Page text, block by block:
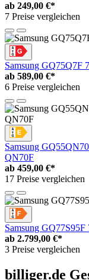
ab 249,00 €*
7 Preise vergleichen
Samsung
ab 589,00 €*
6 Preise vergleichen
Samsung
QN70F
ab 459,00 €*
17 Preise vergleichen
Samsung
ab 2.799,00 €*
3 Preise vergleichen
billiger.de